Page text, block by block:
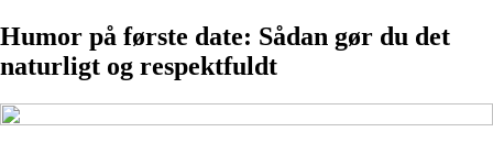
Humor på første date: Sådan gør du det
naturligt og respektfuldt